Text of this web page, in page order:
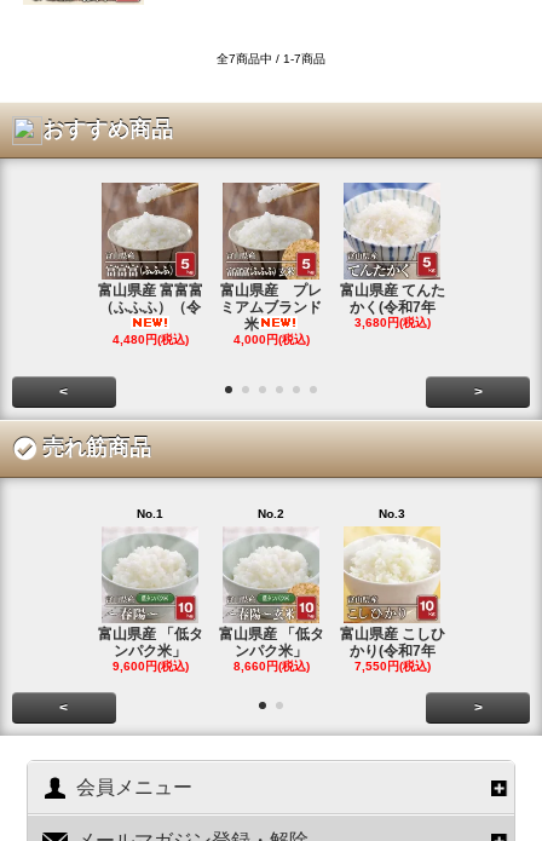
全7商品中 / 1-7商品
おすすめ商品
富山県産 富富富
（ふふふ）（令
4,480円(税込)
富山県産 プレ
ミアムブランド
米
4,000円(税込)
富山県産 てんた
かく(令和7年
3,680円(税込)
< >
売れ筋商品
No.1
富山県産 「低タ
ンパク米」
9,600円(税込)
No.2
富山県産 「低タ
ンパク米」
8,660円(税込)
No.3
富山県産 こしひ
かり(令和7年
7,550円(税込)
< >
会員メニュー